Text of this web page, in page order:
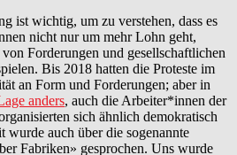
ist wichtig, um zu verstehen, dass es
nicht nur um mehr Lohn geht,
Forderungen und gesellschaftlichen
Bis 2018 hatten die Proteste im
an Form und Forderungen; aber in
anders, auch die Arbeiter*innen der
sich ähnlich demokratisch
wurde auch über die sogenannte
Fabriken» gesprochen. Uns wurde